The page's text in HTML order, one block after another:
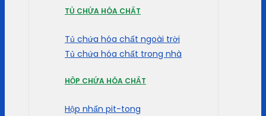
TỦ CHỨA HÓA CHẤT
Tủ chứa hóa chất ngoài trời
Tủ chứa hóa chất trong nhà
HỘP CHỨA HÓA CHẤT
Hộp nhấn pit-tong